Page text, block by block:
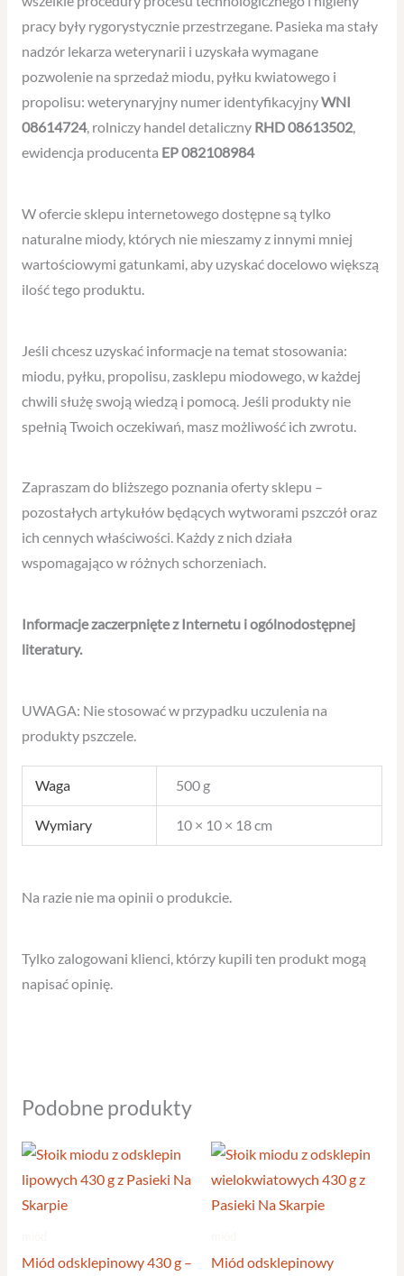
pracy były rygorystycznie przestrzegane. Pasieka ma stały
nadzór lekarza weterynarii i uzyskała wymagane
pozwolenie na sprzedaż miodu, pyłku kwiatowego i
propolisu: weterynaryjny numer identyfikacyjnyWNI
08614724, rolniczy handel detaliczny RHD 08613502,
ewidencja producenta EP 082108984
W ofercie sklepu internetowego dostępne są tylko
naturalne miody, których nie mieszamy z innymi mniej
wartościowymi gatunkami, aby uzyskać docelowo większą
ilość tego produktu.
Jeśli chcesz uzyskać informacje na temat stosowania:
miodu, pyłku, propolisu, zasklepu miodowego, w każdej
chwili służę swoją wiedzą i pomocą. Jeśli produkty nie
spełnią Twoich oczekiwań, masz możliwość ich zwrotu.
Zapraszam do bliższego poznania oferty sklepu –
pozostałych artykułów będących wytworami pszczół oraz
ich cennych właściwości. Każdy z nich działa
wspomagająco w różnych schorzeniach.
Informacje zaczerpnięte z Internetu i ogólnodostępnej
literatury.
UWAGA: Nie stosować w przypadku uczulenia na
produkty pszczele.
Waga 500 g
Wymiary 10 × 10 × 18 cm
Na razie nie ma opinii o produkcie.
Tylko zalogowani klienci, którzy kupili ten produkt mogą
napisać opinię.
Podobne produkty
Miód odsklepinowy 430 g –
Miód odsklepinowy